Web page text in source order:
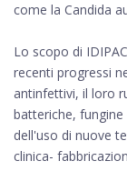
come la Candida
Lo scopo di
recenti progressi
antinfettivi, il loro
batteriche, fungine
dell'uso di nuove
clinica-